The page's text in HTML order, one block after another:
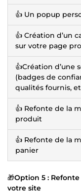
👍 Un popup
👍 Création d’un
sur votre page
👍Création d’une
(badges de
qualités fournis,
👍 Refonte de la
produit
👍 Refonte de la
panier
🎁Option 5 :
votre site